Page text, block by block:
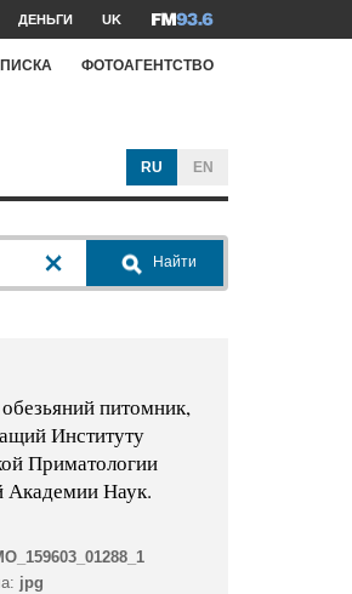
ДЕНЬГИ UK
ФОТОАГЕНТСТВО
RU EN
Найти
питомник,
Институту
Приматологии
Академии Наук.
jpg